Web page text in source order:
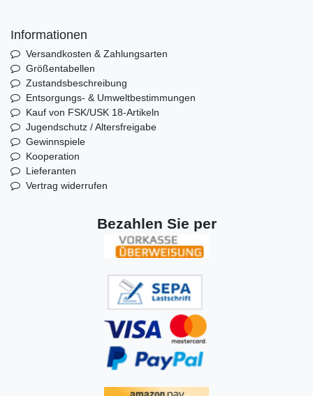
Informationen
Versandkosten & Zahlungsarten
Größentabellen
Zustandsbeschreibung
Entsorgungs- & Umweltbestimmungen
Kauf von FSK/USK 18-Artikeln
Jugendschutz / Altersfreigabe
Gewinnspiele
Kooperation
Lieferanten
Vertrag widerrufen
Bezahlen Sie per